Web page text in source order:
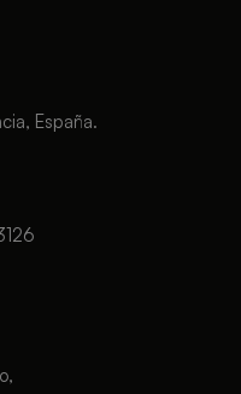
España.